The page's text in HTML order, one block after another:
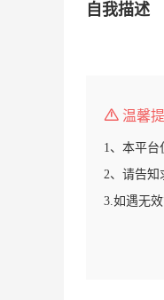
自我描述
温馨
1、本平台
2、请告知
3.如遇无